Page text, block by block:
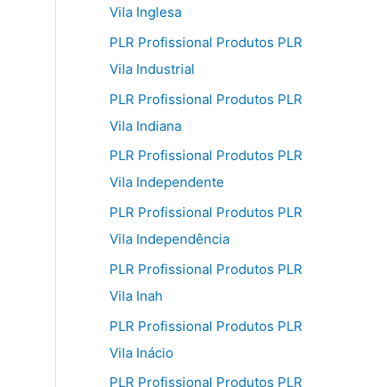
Vila Inglesa
PLR Profissional Produtos PLR
Vila Industrial
PLR Profissional Produtos PLR
Vila Indiana
PLR Profissional Produtos PLR
Vila Independente
PLR Profissional Produtos PLR
Vila Independência
PLR Profissional Produtos PLR
Vila Inah
PLR Profissional Produtos PLR
Vila Inácio
PLR Profissional Produtos PLR